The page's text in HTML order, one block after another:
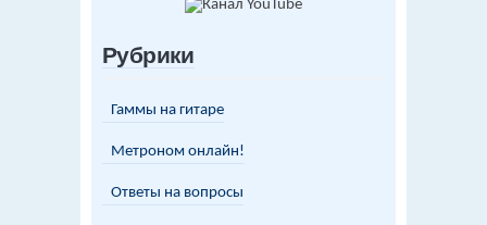
Рубрики
Гаммы на гитаре
Метроном онлайн!
Ответы на вопросы